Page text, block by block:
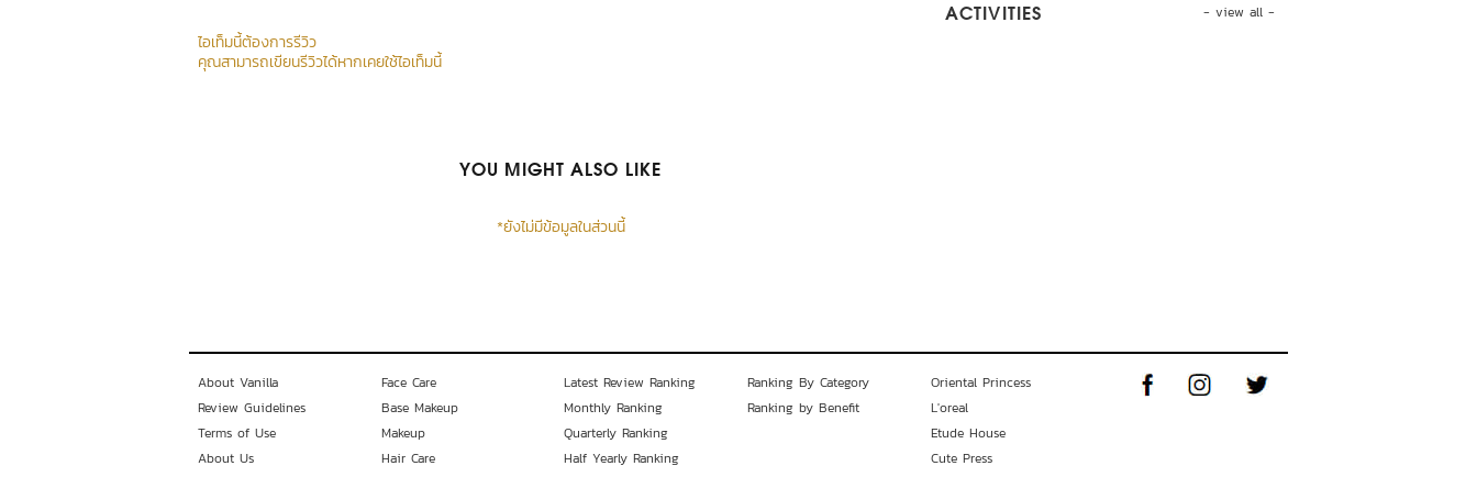
ไอเท็มนี้ต้องการรีวิว
คุณสามารถเขียนรีวิวได้หากเคยใช้ไอเท็มนี้
YOU MIGHT ALSO LIKE
*ยังไม่มีข้อมูลในส่วนนี้
- view all -
ACTIVITIES
About Vanilla
Review Guidelines
Terms of Use
About Us
Face Care
Base Makeup
Makeup
Hair Care
Latest Review Ranking
Monthly Ranking
Quarterly Ranking
Half Yearly Ranking
Ranking By Category
Ranking by Benefit
Oriental Princess
L'oreal
Etude House
Cute Press